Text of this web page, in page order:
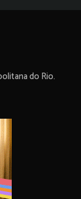
do Rio.